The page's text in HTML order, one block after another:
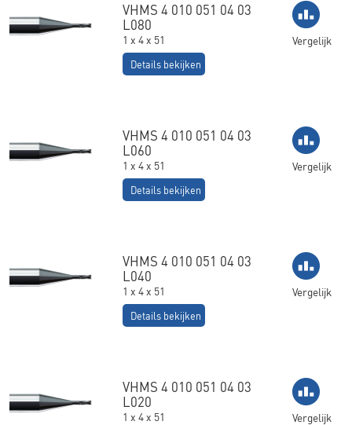
VHMS 4 010 051 04 03
L080
1 x 4 x 51
Details bekijken
Vergelijk
VHMS 4 010 051 04 03
L060
1 x 4 x 51
Details bekijken
Vergelijk
VHMS 4 010 051 04 03
L040
1 x 4 x 51
Details bekijken
Vergelijk
VHMS 4 010 051 04 03
L020
1 x 4 x 51 Vergelijk